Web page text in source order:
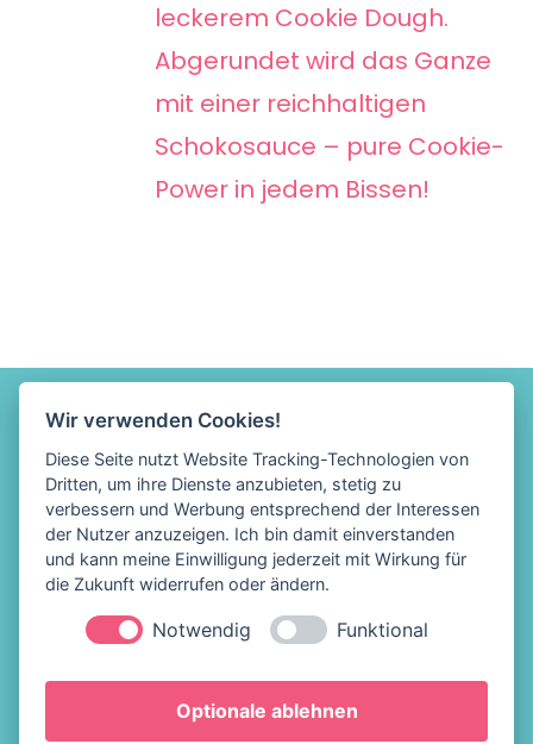
PRODUKTSEITE
WERDEN
leckerem Cookie Dough.
Abgerundet wird das Ganze
mit einer reichhaltigen
Schokosauce – pure Cookie-
Power in jedem Bissen!
Löffelhelden Eis &
Impressum
Wir verwenden Cookies!
Diese Seite nutzt Website Tracking-Technologien von
Dritten, um ihre Dienste anzubieten, stetig zu
verbessern und Werbung entsprechend der Interessen
der Nutzer anzuzeigen. Ich bin damit einverstanden
und kann meine Einwilligung jederzeit mit Wirkung für
die Zukunft widerrufen oder ändern.
Notwendig Funktional
Optionale ablehnen